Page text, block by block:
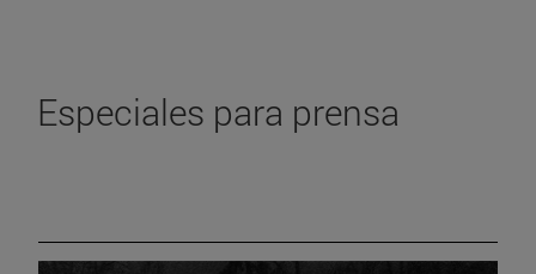
Especiales para prensa